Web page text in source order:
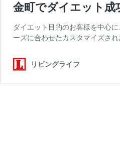
金町でダイエット
ダイエット目的のお客様を中心
ーズに合わせたカスタマイズさ
リビングライフ